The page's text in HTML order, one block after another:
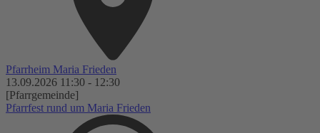
Pfarrheim Maria Frieden
13.09.2026 11:30 - 12:30
[Pfarrgemeinde]
Pfarrfest rund um Maria Frieden